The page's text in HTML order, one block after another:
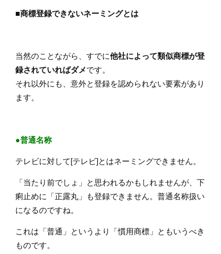
■商標登録できないネーミングとは
当然のことながら、すでに他社によって類似商標が登
録されていればダメです。
それ以外にも、意外と登録を認められない要素があり
ます。
●普通名称
テレビに対して[テレビ]とはネーミングできません。
「当たり前でしょ」と思われるかもしれませんが、下
痢止めに「正露丸」も登録できません。普通名称扱い
になるのですね。
これは「普通」というより「慣用商標」ともいうべき
ものです。